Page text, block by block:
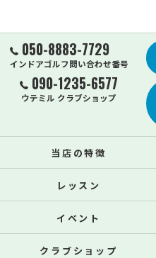
050-8883-7729
インドアゴルフ問い合わせ番号
090-1235-6577
ウテミル クラブショップ
当店の特徴
レッスン
イベント
クラブショップ